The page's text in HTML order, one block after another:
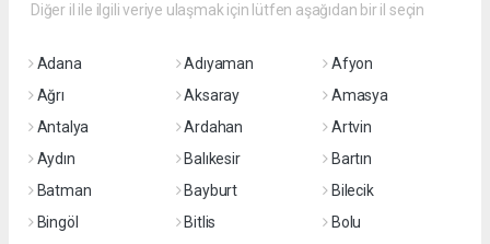
Diğer il ile ilgili veriye ulaşmak için lütfen aşağıdan bir il seçin
Adana Adıyaman
Afyon
Ağrı
Aksaray
Amasya
Antalya
Ardahan
Artvin
Aydın
Balıkesir
Bartın
Batman
Bayburt
Bilecik
Bingöl
Bitlis
Bolu